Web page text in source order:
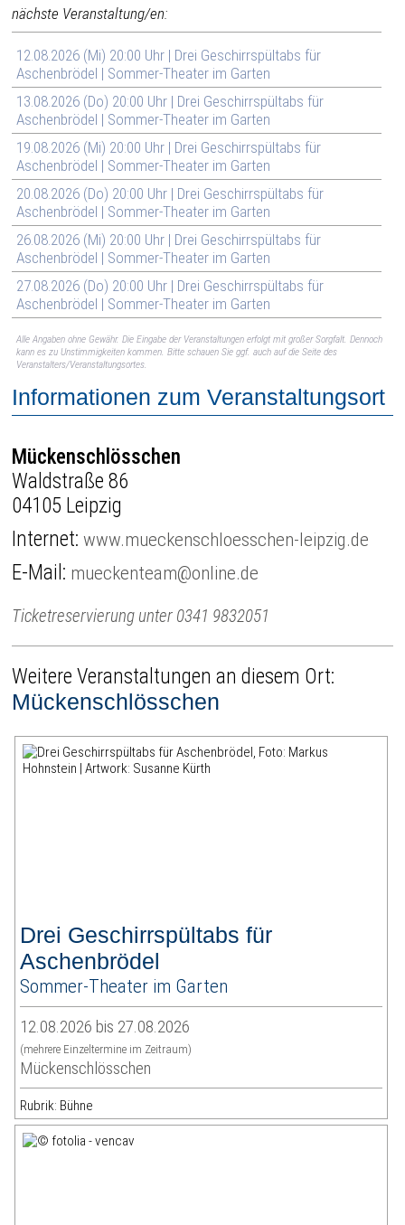
nächste Veranstaltung/en:
12.08.2026 (Mi) 20:00 Uhr | Drei Geschirrspültabs für
Aschenbrödel | Sommer-Theater im Garten
13.08.2026 (Do) 20:00 Uhr | Drei Geschirrspültabs für
Aschenbrödel | Sommer-Theater im Garten
19.08.2026 (Mi) 20:00 Uhr | Drei Geschirrspültabs für
Aschenbrödel | Sommer-Theater im Garten
20.08.2026 (Do) 20:00 Uhr | Drei Geschirrspültabs für
Aschenbrödel | Sommer-Theater im Garten
26.08.2026 (Mi) 20:00 Uhr | Drei Geschirrspültabs für
Aschenbrödel | Sommer-Theater im Garten
27.08.2026 (Do) 20:00 Uhr | Drei Geschirrspültabs für
Aschenbrödel | Sommer-Theater im Garten
Alle Angaben ohne Gewähr. Die Eingabe der Veranstaltungen erfolgt mit großer Sorgfalt. Dennoch
kann es zu Unstimmigkeiten kommen. Bitte schauen Sie ggf. auch auf die Seite des
Veranstalters/Veranstaltungsortes.
Informationen zum Veranstaltungsort
Mückenschlösschen
Waldstraße 86
04105 Leipzig
Internet:www.mueckenschloesschen-leipzig.de
E-Mail: mueckenteam@online.de
Ticketreservierung unter 0341 9832051
Weitere Veranstaltungen an diesem Ort:
Mückenschlösschen
Drei Geschirrspültabs für
Aschenbrödel
Sommer-Theater im Garten
12.08.2026 bis 27.08.2026
(mehrere Einzeltermine im Zeitraum)
Mückenschlösschen
Rubrik: Bühne